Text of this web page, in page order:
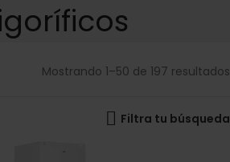
Mostrando 1–50 de 197 resultados
Filtra tu búsqueda